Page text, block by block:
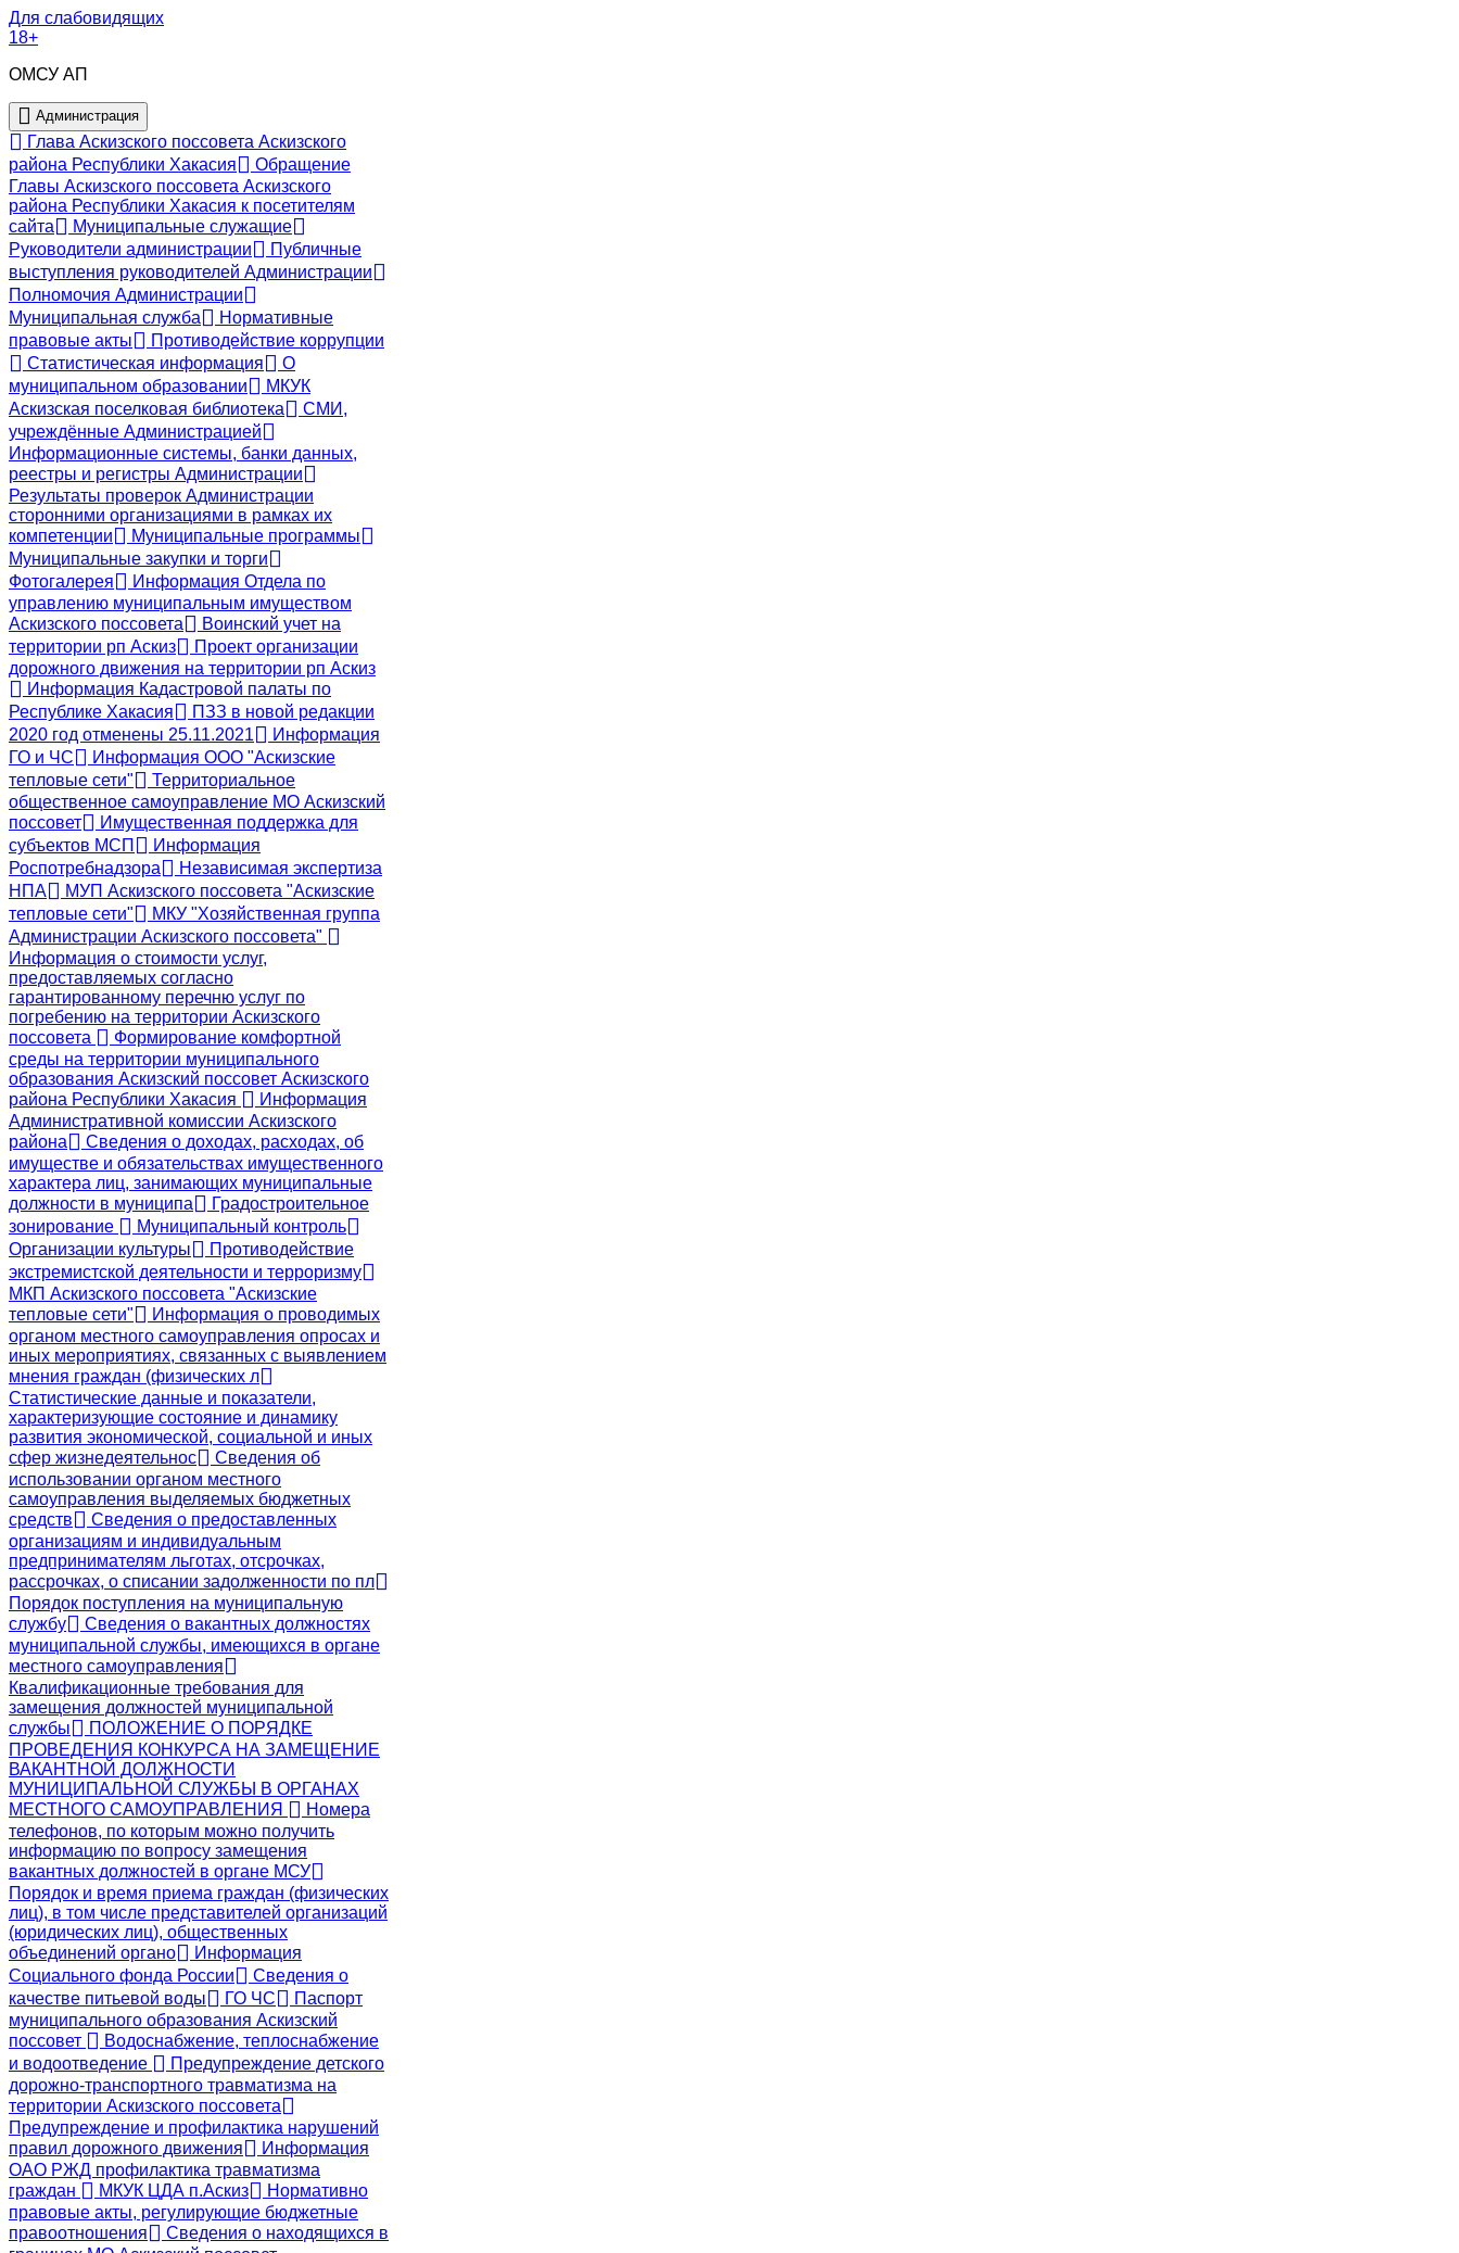
Для слабовидящих
18+
ОМСУ АП
Администрация
Глава Аскизского поссовета Аскизского
района Республики Хакасия
Обращение
Главы Аскизского поссовета Аскизского
района Республики Хакасия к посетителям
сайта
Муниципальные служащие
Руководители администрации
Публичные
выступления руководителей Администрации
Полномочия Администрации
Муниципальная служба
Нормативные
правовые акты
Противодействие коррупции
Статистическая информация
О
муниципальном образовании
МКУК
Аскизская поселковая библиотека
СМИ,
учреждённые Администрацией
Информационные системы, банки данных,
реестры и регистры Администрации
Результаты проверок Администрации
сторонними организациями в рамках их
компетенции
Муниципальные программы
Муниципальные закупки и торги
Фотогалерея
Информация Отдела по
управлению муниципальным имуществом
Аскизского поссовета
Воинский учет на
территории рп Аскиз
Проект организации
дорожного движения на территории рп Аскиз
Информация Кадастровой палаты по
Республике Хакасия
ПЗЗ в новой редакции
2020 год отменены 25.11.2021
Информация
ГО и ЧС
Информация ООО "Аскизские
тепловые сети"
Территориальное
общественное самоуправление МО Аскизский
поссовет
Имущественная поддержка для
субъектов МСП
Информация
Роспотребнадзора
Независимая экспертиза
НПА
МУП Аскизского поссовета "Аскизские
тепловые сети"
МКУ "Хозяйственная группа
Администрации Аскизского поссовета"
Информация о стоимости услуг,
предоставляемых согласно
гарантированному перечню услуг по
погребению на территории Аскизского
поссовета
Формирование комфортной
среды на территории муниципального
образования Аскизский поссовет Аскизского
района Республики Хакасия
Информация
Административной комиссии Аскизского
района
Сведения о доходах, расходах, об
имуществе и обязательствах имущественного
характера лиц, занимающих муниципальные
должности в муниципа
Градостроительное
зонирование
Муниципальный контроль
Организации культуры
Противодействие
экстремистской деятельности и терроризму
МКП Аскизского поссовета "Аскизские
тепловые сети"
Информация о проводимых
органом местного самоуправления опросах и
иных мероприятиях, связанных с выявлением
мнения граждан (физических л
Статистические данные и показатели,
характеризующие состояние и динамику
развития экономической, социальной и иных
сфер жизнедеятельнос
Сведения об
использовании органом местного
самоуправления выделяемых бюджетных
средств
Сведения о предоставленных
организациям и индивидуальным
предпринимателям льготах, отсрочках,
рассрочках, о списании задолженности по пл
Порядок поступления на муниципальную
службу
Сведения о вакантных должностях
муниципальной службы, имеющихся в органе
местного самоуправления
Квалификационные требования для
замещения должностей муниципальной
службы
ПОЛОЖЕНИЕ О ПОРЯДКЕ
ПРОВЕДЕНИЯ КОНКУРСА НА ЗАМЕЩЕНИЕ
ВАКАНТНОЙ ДОЛЖНОСТИ
МУНИЦИПАЛЬНОЙ СЛУЖБЫ В ОРГАНАХ
МЕСТНОГО САМОУПРАВЛЕНИЯ
Номера
телефонов, по которым можно получить
информацию по вопросу замещения
вакантных должностей в органе МСУ
Порядок и время приема граждан (физических
лиц), в том числе представителей организаций
(юридических лиц), общественных
объединений органо
Информация
Социального фонда России
Сведения о
качестве питьевой воды
ГО ЧС
Паспорт
муниципального образования Аскизский
поссовет
Водоснабжение, теплоснабжение
и водоотведение
Предупреждение детского
дорожно-транспортного травматизма на
территории Аскизского поссовета
Предупреждение и профилактика нарушений
правил дорожного движения
Информация
ОАО РЖД профилактика травматизма
граждан
МКУК ЦДА п.Аскиз
Нормативно
правовые акты, регулирующие бюджетные
правоотношения
Сведения о находящихся в